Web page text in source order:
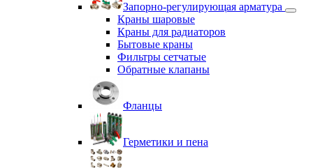
Запорно-регулирующая арматура
Краны шаровые
Краны для радиаторов
Бытовые краны
Фильтры сетчатые
Обратные клапаны
Фланцы
Герметики и пена